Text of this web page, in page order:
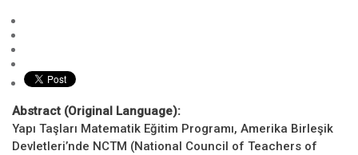
Abstract (Original Language):
Yapı Taşları Matematik Eğitim Programı, Amerika Birleşik
Devletleri’nde NCTM (National Council of Teachers of